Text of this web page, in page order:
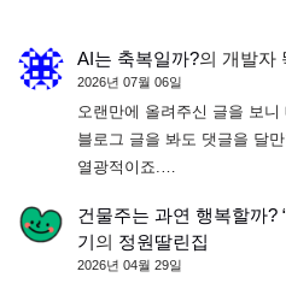
AI는 축복일까?의 개발자
2026년 07월 06일
오랜만에 올려주신 글을 보
블로그 글을 봐도 댓글을 달
열광적이죠.…
건물주는 과연 행복할까?
기의 정원딸린집
2026년 04월 29일